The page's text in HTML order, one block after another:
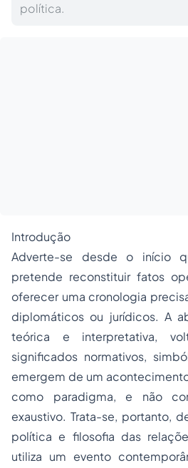
política.
Introdução
Adverte-se desde o início
pretende reconstituir fatos
oferecer uma cronologia
diplomáticos ou jurídicos. A
teórica e interpretativa,
significados normativos,
emergem de um
como paradigma, e não
exaustivo. Trata-se, portanto,
política e filosofia das
utiliza um evento